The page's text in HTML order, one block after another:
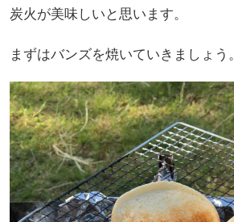
炭火が美味しいと思います。
まずはバンズを焼いていきましょう。